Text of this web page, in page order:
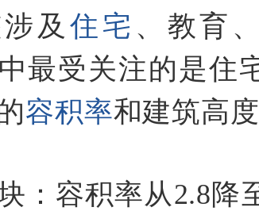
及住宅 、教育
最受关注的是住
容积率和建筑高
：容积率从2.8降